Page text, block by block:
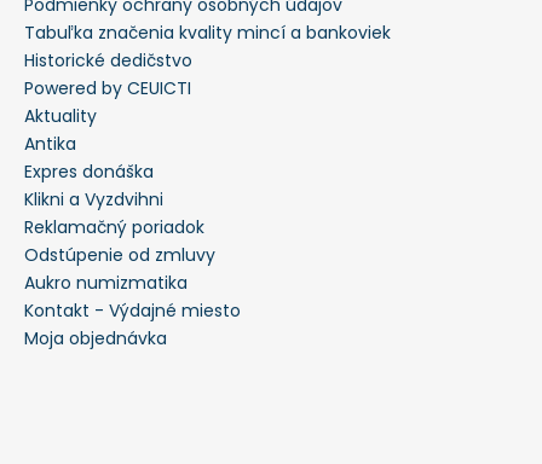
Podmienky ochrany osobných údajov
Tabuľka značenia kvality mincí a bankoviek
Historické dedičstvo
Powered by CEUICTI
Aktuality
Antika
Expres donáška
Klikni a Vyzdvihni
Reklamačný poriadok
Odstúpenie od zmluvy
Aukro numizmatika
Kontakt - Výdajné miesto
Moja objednávka